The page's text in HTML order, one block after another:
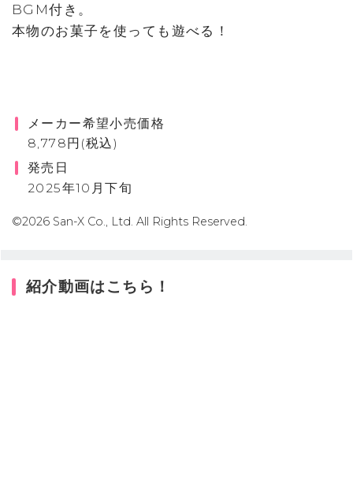
BGM付き。
本物のお菓子を使っても遊べる！
メーカー希望小売価格
8,778円(税込)
発売日
2025年10月下旬
©2026 San-X Co., Ltd. All Rights Reserved.
紹介動画はこちら！